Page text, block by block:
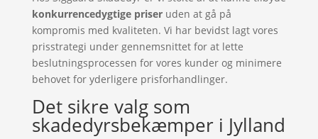
konkurrencedygtige priseruden at gå på
kompromis med kvaliteten. Vi har bevidst lagt vores
prisstrategi under gennemsnittet for at lette
beslutningsprocessen for vores kunder og minimere
behovet for yderligere prisforhandlinger.
Det sikre valg som
skadedyrsbekæmper i Jylland